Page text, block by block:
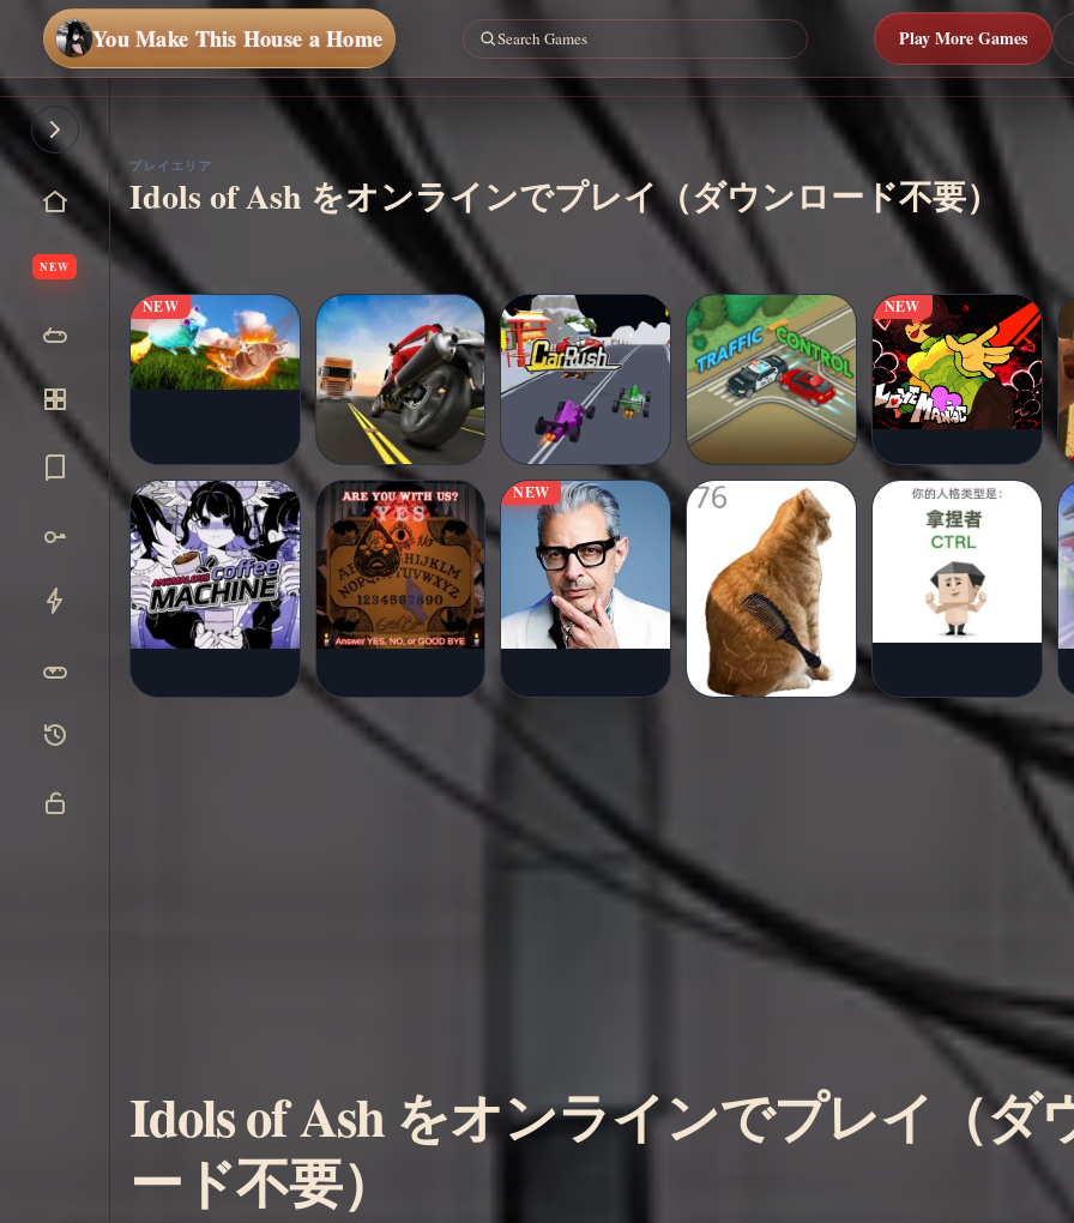
You Make This House a Home Play More Games
NEW
レイ
プレイエリア
Idols of Ash をオンラインでプレイ（ダウンロード不要）
NEW NEW
NEW
Idols of Ash をオンラインでプレイ（ダ
ード不要）